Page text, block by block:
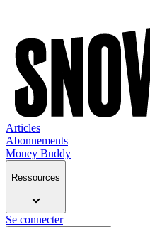
Articles
Abonnements
Money Buddy
Ressources
Se connecter